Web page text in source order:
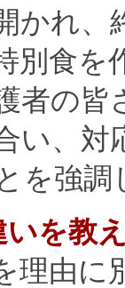
かれ、
別食を
者の皆
い、対
を強調
いを教
理由に